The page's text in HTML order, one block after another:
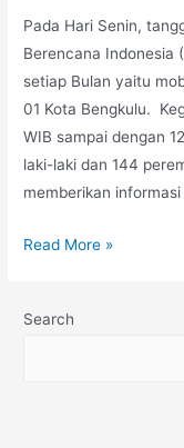
Pada Hari Senin,
Berencana Indonesia
setiap Bulan yaitu
01 Kota Bengkulu.
WIB sampai dengan
laki-laki dan 144
memberikan
Sosialisasi
dan
Read More »
Search